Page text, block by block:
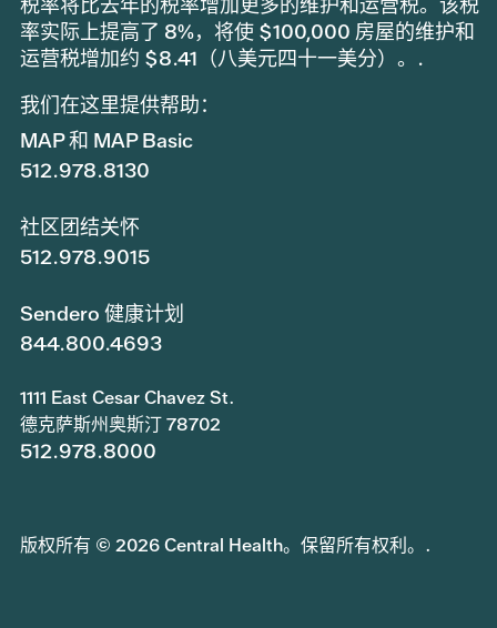
率实际上提高了 8%，将使 $100,000 房屋的维护和
运营税增加约 $8.41（八美元四十一美分）。.
我们在这里提供帮助：
MAP 和 MAP Basic
512.978.8130
社区团结关怀
512.978.9015
Sendero 健康计划
844.800.4693
1111 East Cesar Chavez St.
德克萨斯州奥斯汀 78702
512.978.8000
版权所有 © 2026 Central Health。保留所有权利。.